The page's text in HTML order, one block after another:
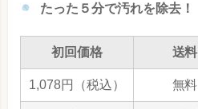
たった５分で汚れを除去！
初回価格 送料
1,078円（税込） 無料